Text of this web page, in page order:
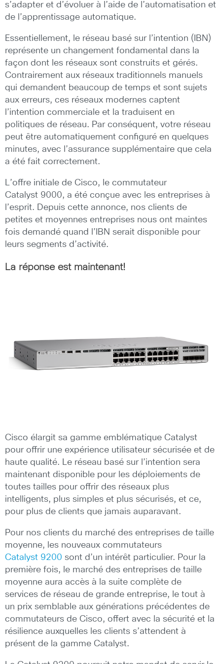
s’adapter et d’évoluer à l’aide de l’automatisation et
de l’apprentissage automatique.
Essentiellement, le réseau basé sur l’intention (IBN)
représente un changement fondamental dans la
façon dont les réseaux sont construits et gérés.
Contrairement aux réseaux traditionnels manuels
qui demandent beaucoup de temps et sont sujets
aux erreurs, ces réseaux modernes captent
l’intention commerciale et la traduisent en
politiques de réseau. Par conséquent, votre réseau
peut être automatiquement configuré en quelques
minutes, avec l’assurance supplémentaire que cela
a été fait correctement.
L’offre initiale de Cisco, le commutateur
Catalyst 9000, a été conçue avec les entreprises à
l’esprit. Depuis cette annonce, nos clients de
petites et moyennes entreprises nous ont maintes
fois demandé quand l’IBN serait disponible pour
leurs segments d’activité.
La réponse est maintenant!
Cisco élargit sa gamme emblématique Catalyst
pour offrir une expérience utilisateur sécurisée et de
haute qualité. Le réseau basé sur l’intention sera
maintenant disponible pour les déploiements de
toutes tailles pour offrir des réseaux plus
intelligents, plus simples et plus sécurisés, et ce,
pour plus de clients que jamais auparavant.
Pour nos clients du marché des entreprises de taille
moyenne, les nouveaux commutateurs
Catalyst 9200 sont d’un intérêt particulier. Pour la
première fois, le marché des entreprises de taille
moyenne aura accès à la suite complète de
services de réseau de grande entreprise, le tout à
un prix semblable aux générations précédentes de
commutateurs de Cisco, offert avec la sécurité et la
résilience auxquelles les clients s’attendent à
présent de la gamme Catalyst.